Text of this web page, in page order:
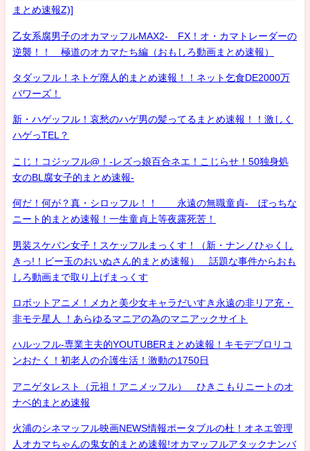
まとめ速報Z)]
乙女系腐男子のオカマッフルMAX2- FX！オ・カマトレーダーの
逆襲！！ 極道のオカマたち編（おもしろ動画まとめ速報）
タダッフル！ネトゲ廃人的まとめ速報！！ネット乞食DE2000万
パワーズ！
新・ハゲッフル！哀愁のハゲ男の髪ってるまとめ速報！！激しく
ハゲっTEL？
こじ！コジッフル@！-レズっ娘百合ネエ！こじらせ！50独身処
女のBL腐女子的まとめ速報-
何だ！何が？真・シロッフル！！ 永遠の無職童貞- ぼっちな
ニート的まとめ速報！一生童貞上等夜露死苦！
男装スケバン女子！スケッフルまっくす！（新・ナンノひゃくし
きっ!！ビー玉のおいぬさん的まとめ速報） 話題な事件からおも
しろ動画まで取り上げまっくす
ロボットアニメ！メカと美少女キャラだいすき永遠の非リア充・
非モテ星人 ！あらゆるマニアの為のマニアックサイト
ハルッフル-専業主夫的YOUTUBERまとめ速報！キモデブロリコ
ンおたく！初老人の介護生活！激動の1750日
アニゲタレスト（元祖！アニメッフル） ひきこもりニートのオ
ナベ的まとめ速報
火浦のシネマッフル映画NEWS情報ポータブルの杜！オネエ管理
人オカマちゃんの鬼女的まとめ速報!オカマッフルアタックナンバ